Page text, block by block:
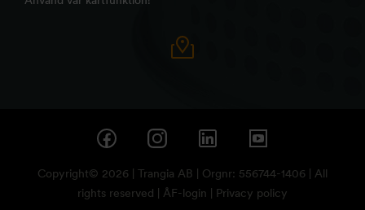
Copyright© 2026 | Trangia AB | Orgnr: 556744-1406 | All
rights reserved | ÅF-login Privacy policy